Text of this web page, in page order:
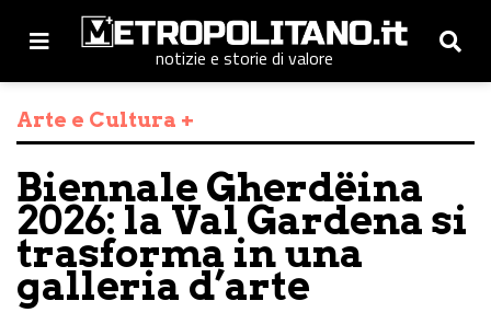
notizie e storie di valore
Arte e Cultura +
Biennale Gherdëina
2026: la Val Gardena si
trasforma in una
galleria d’arte